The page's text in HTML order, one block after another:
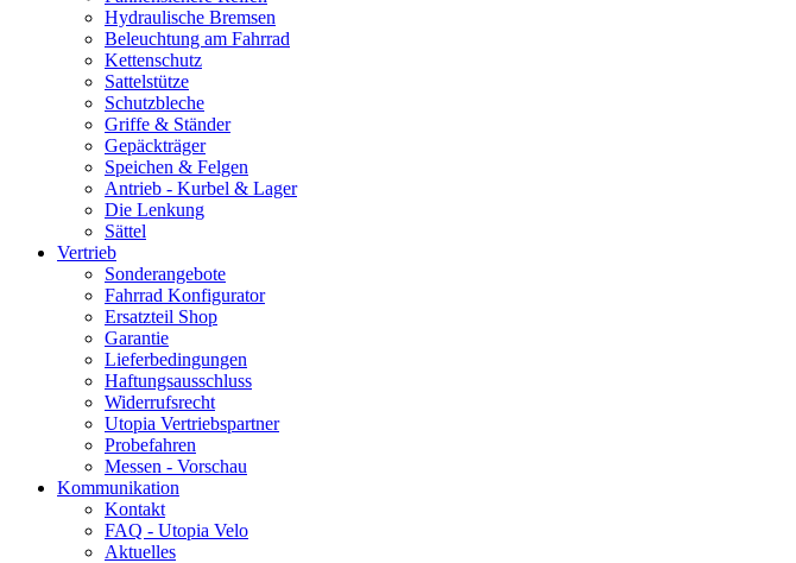
Hydraulische Bremsen
Beleuchtung am Fahrrad
Kettenschutz
Sattelstütze
Schutzbleche
Griffe & Ständer
Gepäckträger
Speichen & Felgen
Antrieb - Kurbel & Lager
Die Lenkung
Sättel
Vertrieb
Sonderangebote
Fahrrad Konfigurator
Ersatzteil Shop
Garantie
Lieferbedingungen
Haftungsausschluss
Widerrufsrecht
Utopia Vertriebspartner
Probefahren
Messen - Vorschau
Kommunikation
Kontakt
FAQ - Utopia Velo
Aktuelles